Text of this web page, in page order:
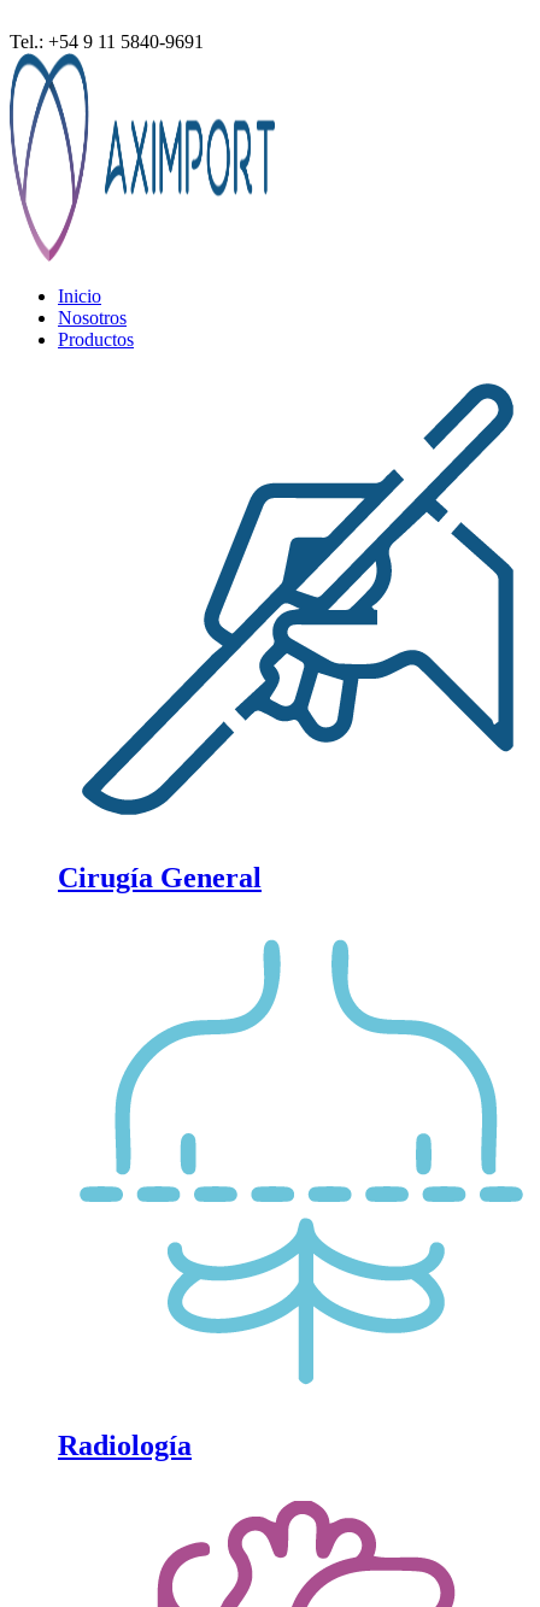
Tel.: +54 9 11 5840-9691
Inicio
Nosotros
Productos
Cirugía General
Radiología